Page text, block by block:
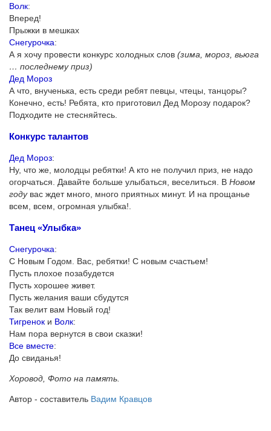
Волк:
Вперед!
Прыжки в мешках
Снегурочка:
А я хочу провести конкурс холодных слов (зима, мороз, вьюга
… последнему приз)
Дед Мороз
А что, внученька, есть среди ребят певцы, чтецы, танцоры?
Конечно, есть! Ребята, кто приготовил Дед Морозу подарок?
Подходите не стесняйтесь.
Конкурс талантов
Дед Мороз:
Ну, что же, молодцы ребятки! А кто не получил приз, не надо
огорчаться. Давайте больше улыбаться, веселиться. В Новом
годувас ждет много, много приятных минут. И на прощанье
всем, всем, огромная улыбка!.
Танец «Улыбка»
Снегурочка:
С Новым Годом. Вас, ребятки! С новым счастьем!
Пусть плохое позабудется
Пусть хорошее живет.
Пусть желания ваши сбудутся
Так велит вам Новый год!
Тигренок и Волк:
Нам пора вернутся в свои сказки!
Все вместе:
До свиданья!
Хоровод, Фото на память.
Автор - составитель Вадим Кравцов